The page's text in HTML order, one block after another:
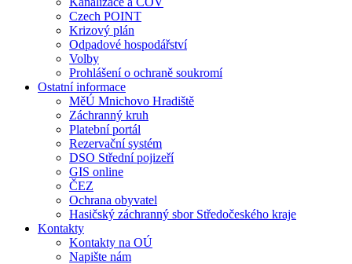
Czech POINT
Krizový plán
Odpadové hospodářství
Volby
Prohlášení o ochraně soukromí
Ostatní informace
MěÚ Mnichovo Hradiště
Záchranný kruh
Platební portál
Rezervační systém
DSO Střední pojizeří
GIS online
ČEZ
Ochrana obyvatel
Hasičský záchranný sbor Středočeského kraje
Kontakty
Kontakty na OÚ
Napište nám